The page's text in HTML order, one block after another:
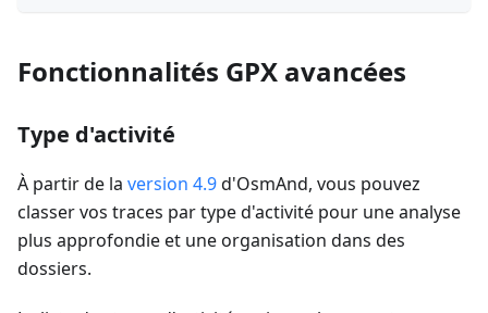
Fonctionnalités GPX avancées
Type d'activité
À partir de la version 4.9d'OsmAnd, vous pouvez
classer vos traces par type d'activité pour une analyse
plus approfondie et une organisation dans des
dossiers.